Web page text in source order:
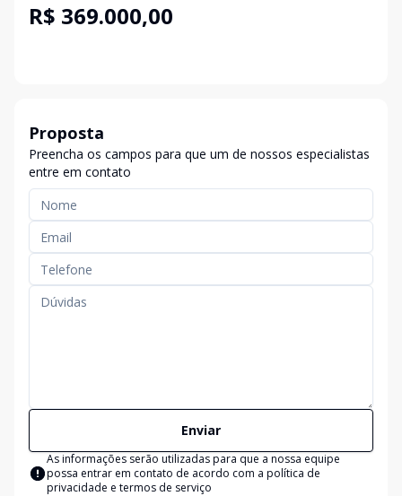
R$ 369.000,00
Proposta
Preencha os campos para que um de nossos especialistas
entre em contato
Enviar
As informações serão utilizadas para que a nossa equipe
possa entrar em contato de acordo com a política de
privacidade e termos de serviço